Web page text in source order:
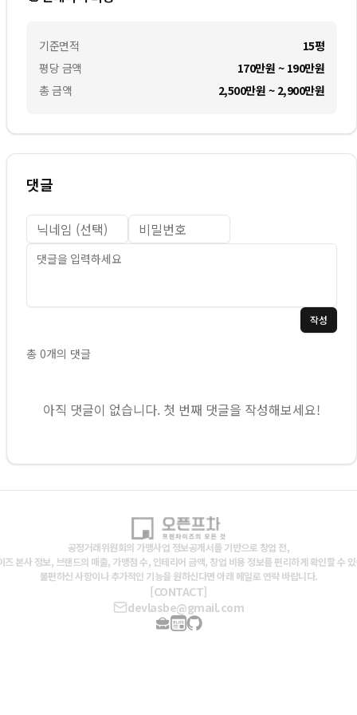
기준면적
평당 금액
총 금액
15평
170만원 ~ 190만원
2,500만원 ~ 2,900만원
댓글
작성
총 0개의 댓글
아직 댓글이 없습니다. 첫 번째 댓글을 작성해보세요!
공정거래위원회의 가맹사업 정보공개서를 기반으로 창업 전,
즈 본사 정보, 브랜드의 매출, 가맹점 수, 인테리어 금액, 창업 비용 정보를 편리하게 확인할 수
불편하신 사항이나 추가적인 기능을 원하신다면 아래 메일로 연락 바랍니다.
[CONTACT]
devlasbe@gmail.com